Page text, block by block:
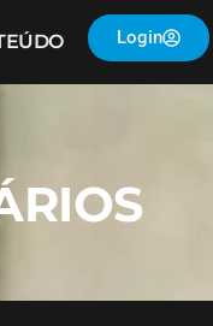
Login